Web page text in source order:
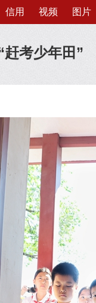
信用 视频 图片
考少年田”